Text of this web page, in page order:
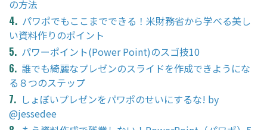
の方法
パワポでもここまでできる！米財務省から学べる美し
い資料作りのポイント
パワーポイント(Power Point)のスゴ技10
誰でも綺麗なプレゼンのスライドを作成できようにな
る８つのステップ
しょぼいプレゼンをパワポのせいにするな! by
@jessedee